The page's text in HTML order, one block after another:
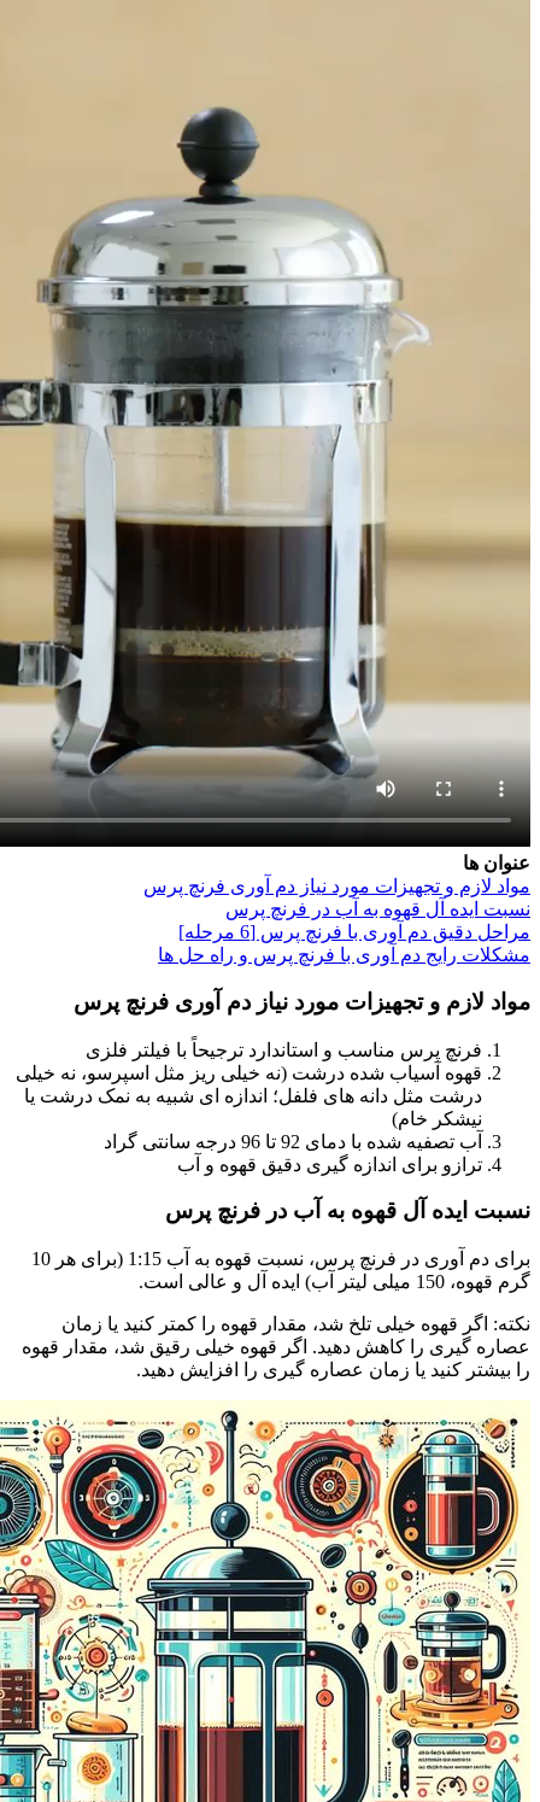
عنوان ها
مواد لازم و تجهیزات مورد نیاز دم آوری فرنچ پرس
نسبت ایده آل قهوه به آب در فرنچ پرس
مراحل دقیق دم آوری با فرنچ پرس [6 مرحله]
مشکلات رایج دم آوری با فرنچ پرس و راه حل ها
مواد لازم و تجهیزات مورد نیاز دم آوری فرنچ پرس
فرنچ پرس مناسب و استاندارد ترجیحاً با فیلتر فلزی
قهوه آسیاب شده درشت (نه خیلی ریز مثل اسپرسو، نه خیلی
درشت مثل دانه های فلفل؛ اندازه ای شبیه به نمک درشت یا
نیشکر خام)
آب تصفیه شده با دمای 92 تا 96 درجه سانتی گراد
ترازو برای اندازه گیری دقیق قهوه و آب
نسبت ایده آل قهوه به آب در فرنچ پرس
برای دم آوری در فرنچ پرس، نسبت قهوه به آب 1:15 (برای هر 10
گرم قهوه، 150 میلی لیتر آب) ایده آل و عالی است.
نکته: اگر قهوه خیلی تلخ شد، مقدار قهوه را کمتر کنید یا زمان
عصاره گیری را کاهش دهید. اگر قهوه خیلی رقیق شد، مقدار قهوه
را بیشتر کنید یا زمان عصاره گیری را افزایش دهید.